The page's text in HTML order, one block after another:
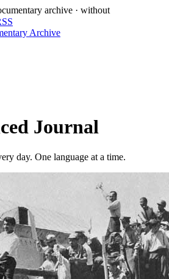
archive · without
Archive
Journal
day. One language at a time.